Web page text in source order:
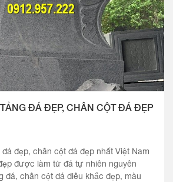
ĐÁ ĐẸP, CHÂN CỘT ĐÁ ĐẸP
đẹp, chân cột đá đẹp nhất Việt Nam
được làm từ đá tự nhiên nguyên
đá, chân cột đá điêu khắc đẹp, màu